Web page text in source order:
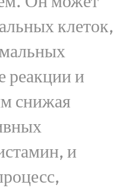
клеток,
реакции и
снижая
и